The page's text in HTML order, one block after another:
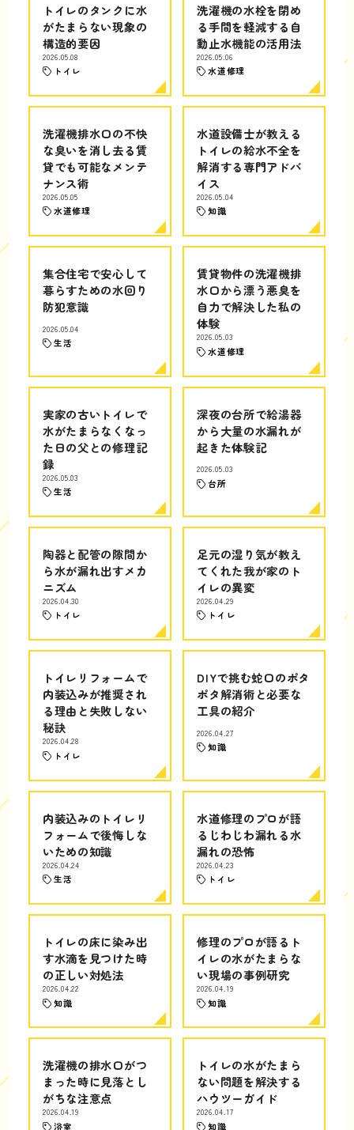
トイレのタンクに水
がたまらない現象の
構造的要因
2026.05.08
トイレ
洗濯機の水栓を閉め
る手間を軽減する自
動止水機能の活用法
2026.05.06
水道修理
洗濯機排水口の不快
な臭いを消し去る賃
貸でも可能なメンテ
ナンス術
2026.05.05
水道修理
水道設備士が教える
トイレの給水不全を
解消する専門アドバ
イス
2026.05.04
知識
集合住宅で安心して
暮らすための水回り
防犯意識
2026.05.04
生活
賃貸物件の洗濯機排
水口から漂う悪臭を
自力で解決した私の
体験
2026.05.03
水道修理
実家の古いトイレで
水がたまらなくなっ
た日の父との修理記
録
2026.05.03
生活
深夜の台所で給湯器
から大量の水漏れが
起きた体験記
2026.05.03
台所
陶器と配管の隙間か
ら水が漏れ出すメカ
ニズム
2026.04.30
トイレ
足元の湿り気が教え
てくれた我が家のト
イレの異変
2026.04.29
トイレ
トイレリフォームで
内装込みが推奨され
る理由と失敗しない
秘訣
2026.04.28
トイレ
DIYで挑む蛇口のポタ
ポタ解消術と必要な
工具の紹介
2026.04.27
知識
内装込みのトイレリ
フォームで後悔しな
いための知識
2026.04.24
生活
水道修理のプロが語
るじわじわ漏れる水
漏れの恐怖
2026.04.23
トイレ
トイレの床に染み出
す水滴を見つけた時
の正しい対処法
2026.04.22
知識
修理のプロが語るト
イレの水がたまらな
い現場の事例研究
2026.04.19
知識
洗濯機の排水口がつ
まった時に見落とし
がちな注意点
2026.04.19
浴室
トイレの水がたまら
ない問題を解決する
ハウツーガイド
2026.04.17
知識